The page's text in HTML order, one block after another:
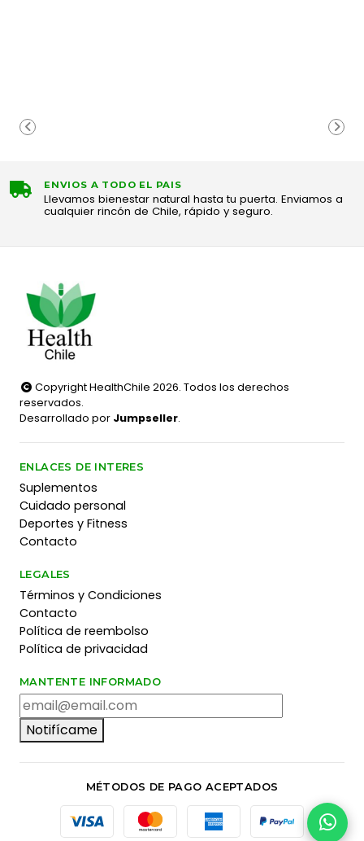
ENVIOS A TODO EL PAIS
Llevamos bienestar natural hasta tu puerta. Enviamos a
cualquier rincón de Chile, rápido y seguro.
Copyright HealthChile 2026. Todos los derechos
reservados.
Desarrollado por Jumpseller.
ENLACES DE INTERES
Suplementos
Cuidado personal
Deportes y Fitness
Contacto
LEGALES
Términos y Condiciones
Contacto
Política de reembolso
Política de privacidad
MANTENTE INFORMADO
Notifícame
MÉTODOS DE PAGO ACEPTADOS